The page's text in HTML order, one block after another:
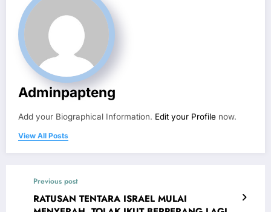
Adminpapteng
Add your Biographical Information. Edit your Profile now.
View All Posts
Previous post
RATUSAN TENTARA ISRAEL MULAI